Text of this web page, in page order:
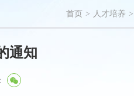
首页 > 人才培养 >
通知